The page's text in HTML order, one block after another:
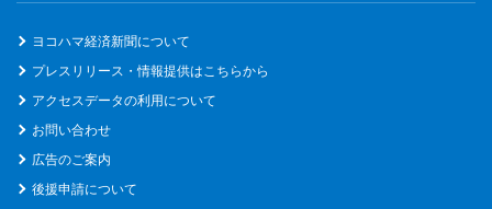
ヨコハマ経済新聞について
プレスリリース・情報提供はこちらから
アクセスデータの利用について
お問い合わせ
広告のご案内
後援申請について